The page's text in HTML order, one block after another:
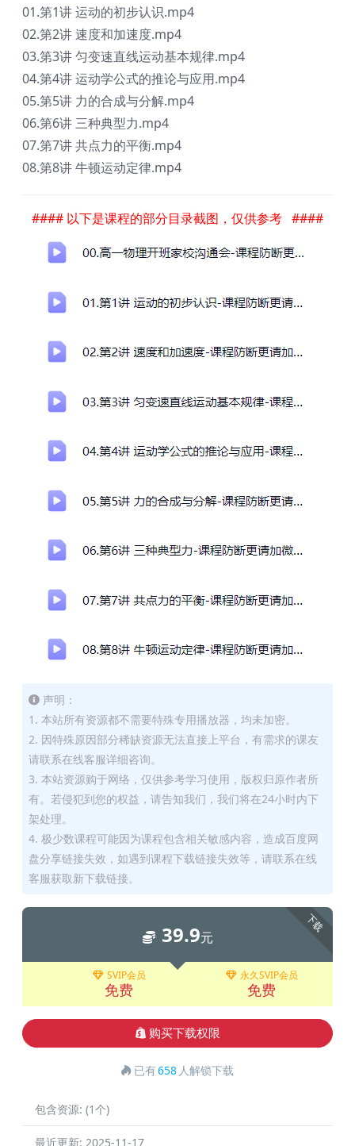
01.第1讲 运动的初步认识.mp4
02.第2讲 速度和加速度.mp4
03.第3讲 匀变速直线运动基本规律.mp4
04.第4讲 运动学公式的推论与应用.mp4
05.第5讲 力的合成与分解.mp4
06.第6讲 三种典型力.mp4
07.第7讲 共点力的平衡.mp4
08.第8讲 牛顿运动定律.mp4
#### 以下是课程的部分目录截图，仅供参考 ####
声明：
1. 本站所有资源都不需要特殊专用播放器，均未加密。
2. 因特殊原因部分稀缺资源无法直接上平台，有需求的课友
请联系在线客服详细咨询。
3. 本站资源购于网络，仅供参考学习使用，版权归原作者所
有。若侵犯到您的权益，请告知我们，我们将在24小时内下
架处理。
4. 极少数课程可能因为课程包含相关敏感内容，造成百度网
盘分享链接失效，如遇到课程下载链接失效等，请联系在线
客服获取新下载链接。
下载
39.9元
SVIP会员
免费
永久SVIP会员
免费
购买下载权限
已有658 人解锁下载
包含资源: (1个)
最近更新: 2025-11-17